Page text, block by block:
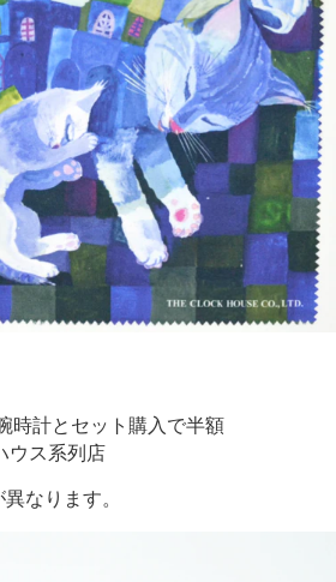
時計とセット購入で半額
ウス系列店
なります。